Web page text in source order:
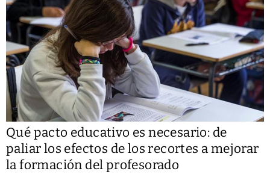
Qué pacto educativo es necesario: de
paliar los efectos de los recortes a mejorar
la formación del profesorado